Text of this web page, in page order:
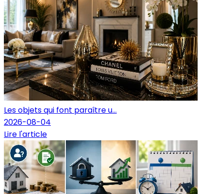
Les objets qui font paraître u...
2026-08-04
Lire l'article